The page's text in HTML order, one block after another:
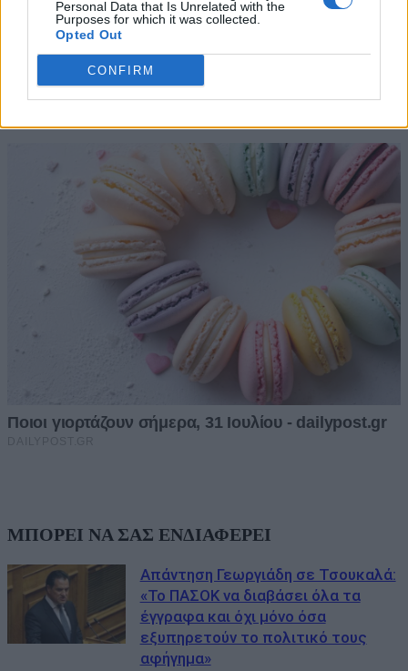
Personal Data that Is Unrelated with the
Purposes for which it was collected.
Opted Out
CONFIRM
ΜΠΟΡΕΙ ΝΑ ΣΑΣ ΕΝΔΙΑΦΕΡΕΙ
Απάντηση Γεωργιάδη σε Τσουκαλά:
«Το ΠΑΣΟΚ να διαβάσει όλα τα
έγγραφα και όχι μόνο όσα
εξυπηρετούν το πολιτικό τους
αφήγημα»